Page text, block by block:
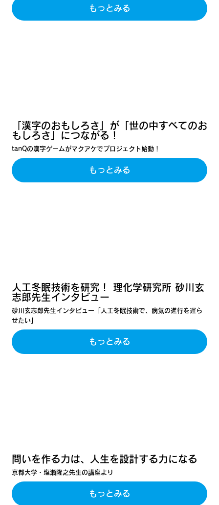
もっとみる
「漢字のおもしろさ」が「世の中すべてのお
もしろさ」につながる！
tanQの漢字ゲームがマクアケでプロジェクト始動！
もっとみる
人工冬眠技術を研究！ 理化学研究所 砂川玄
志郎先生インタビュー
砂川玄志郎先生インタビュー「人工冬眠技術で、病気の進行を遅ら
せたい」
もっとみる
問いを作る力は、人生を設計する力になる
京都大学・塩瀬隆之先生の講座より
もっとみる